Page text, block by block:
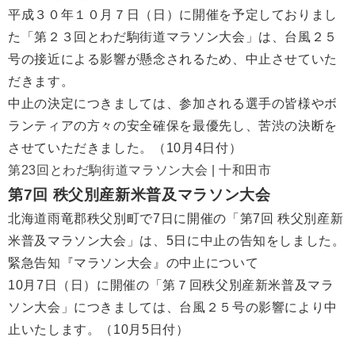
平成３０年１０月７日（日）に開催を予定しておりまし
た「第２３回とわだ駒街道マラソン大会」は、台風２５
号の接近による影響が懸念されるため、中止させていた
だきます。
中止の決定につきましては、参加される選手の皆様やボ
ランティアの方々の安全確保を最優先し、苦渋の決断を
させていただきました。（10月4日付）
第23回とわだ駒街道マラソン大会 | 十和田市
第7回 秩父別産新米普及マラソン大会
北海道雨竜郡秩父別町で7日に開催の「第7回 秩父別産新
米普及マラソン大会」は、5日に中止の告知をしました。
緊急告知『マラソン大会』の中止について
10月7日（日）に開催の「第７回秩父別産新米普及マラ
ソン大会」につきましては、台風２５号の影響により中
止いたします。（10月5日付）